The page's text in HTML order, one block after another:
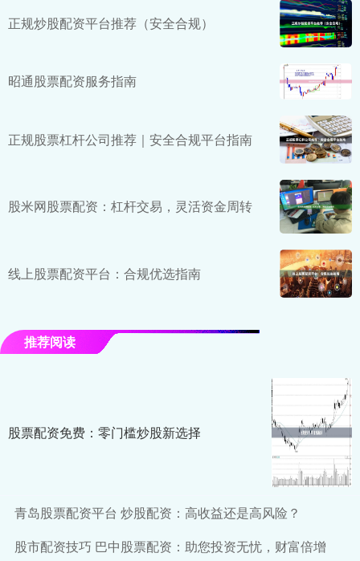
正规炒股配资平台推荐（安全合规）
昭通股票配资服务指南
正规股票杠杆公司推荐｜安全合规平台指南
股米网股票配资：杠杆交易，灵活资金周转
线上股票配资平台：合规优选指南
推荐阅读
股票配资免费：零门槛炒股新选择
青岛股票配资平台 炒股配资：高收益还是高风险？
股市配资技巧 巴中股票配资：助您投资无忧，财富倍增